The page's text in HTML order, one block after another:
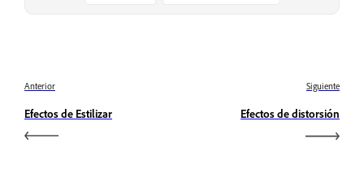
Anterior
Efectos de Estilizar
Siguiente
Efectos de distorsión